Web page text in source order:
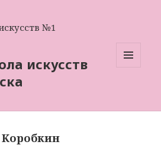
искусств
Коробкин